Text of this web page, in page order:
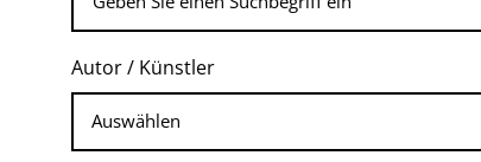
Autor / Künstler